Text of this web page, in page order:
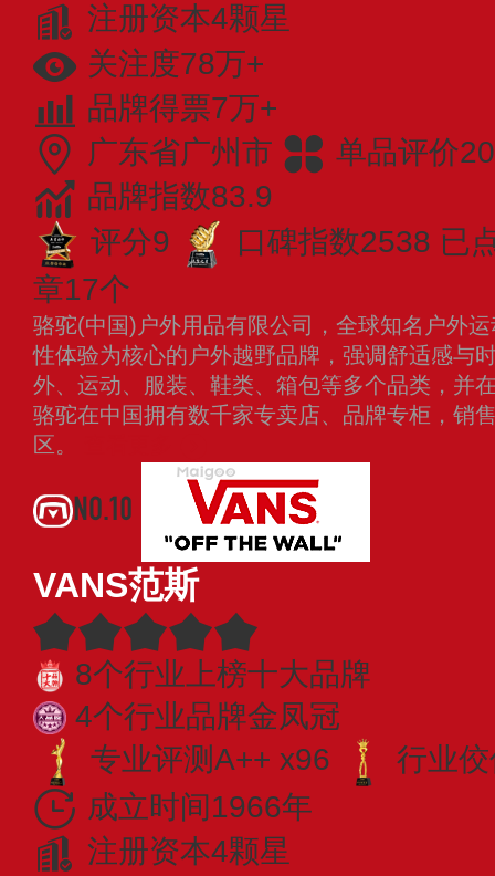
注册资本4颗星
关注度78万+
品牌得票7万+
广东省广州市
单品评价
品牌指数83.9
评分9
口碑指数2538 已
章17个
骆驼(中国)户外用品有限公司，全球知名户外
性体验为核心的户外越野品牌，强调舒适感与
外、运动、服装、鞋类、箱包等多个品类，并
骆驼在中国拥有数千家专卖店、品牌专柜，销
区。
NO.10
VANS范斯
8个行业上榜十大品牌
4个行业品牌金凤冠
专业​评测A++ x96
行业
成立时间1966年
注册资本4颗星